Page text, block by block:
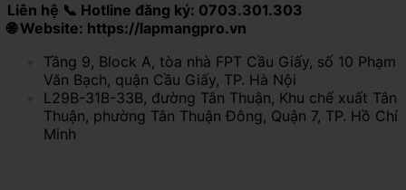
Liên hệ 📞 Hotline đăng ký: 0703.301.303
🌐 Website: https://lapmangpro.vn
Tầng 9, Block A, tòa nhà FPT Cầu Giấy, số 10 Phạm
Văn Bạch, quận Cầu Giấy, TP. Hà Nội
L29B-31B-33B, đường Tân Thuận, Khu chế xuất Tân
Thuận, phường Tân Thuận Đông, Quận 7, TP. Hồ Chí
Minh